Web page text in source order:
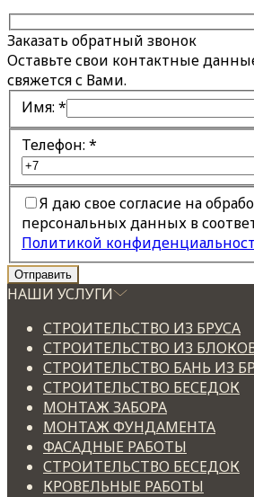
Заказать обратный звонок
Оставьте свои контактные
свяжется с Вами.
Имя: *
Телефон: *
Я даю свое согласие на
персональных данных в
Политикой
НАШИ УСЛУГИ
СТРОИТЕЛЬСТВО ИЗ БРУСА
СТРОИТЕЛЬСТВО ИЗ
СТРОИТЕЛЬСТВО БАНЬ ИЗ
СТРОИТЕЛЬСТВО БЕСЕДОК
МОНТАЖ ЗАБОРА
МОНТАЖ ФУНДАМЕНТА
ФАСАДНЫЕ РАБОТЫ
СТРОИТЕЛЬСТВО БЕСЕДОК
КРОВЕЛЬНЫЕ РАБОТЫ